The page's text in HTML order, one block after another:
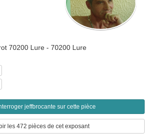
70200 Lure - 70200 Lure
jeffbrocante sur cette pièce
les 472 pièces de cet exposant